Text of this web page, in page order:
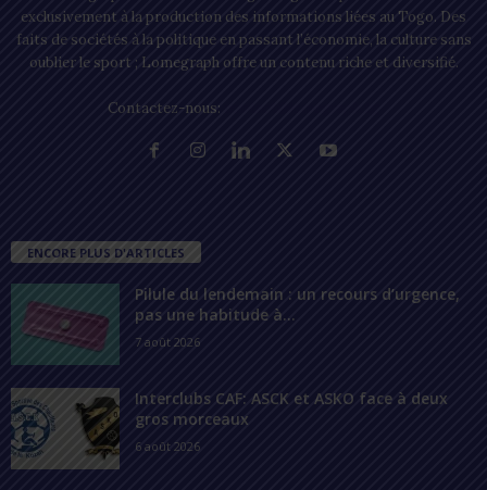
exclusivement à la production des informations liées au Togo. Des
faits de sociétés à la politique en passant l’économie, la culture sans
oublier le sport ; Lomegraph offre un contenu riche et diversifié.
Contactez-nous:
ENCORE PLUS D'ARTICLES
Pilule du lendemain : un recours d’urgence,
pas une habitude à...
7 août 2026
Interclubs CAF: ASCK et ASKO face à deux
gros morceaux
6 août 2026